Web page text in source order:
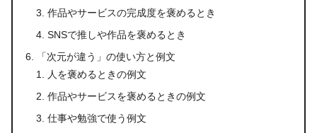
作品やサービスの完成度を褒めるとき
SNSで推しや作品を褒めるとき
「次元が違う」の使い方と例文
人を褒めるときの例文
作品やサービスを褒めるときの例文
仕事や勉強で使う例文